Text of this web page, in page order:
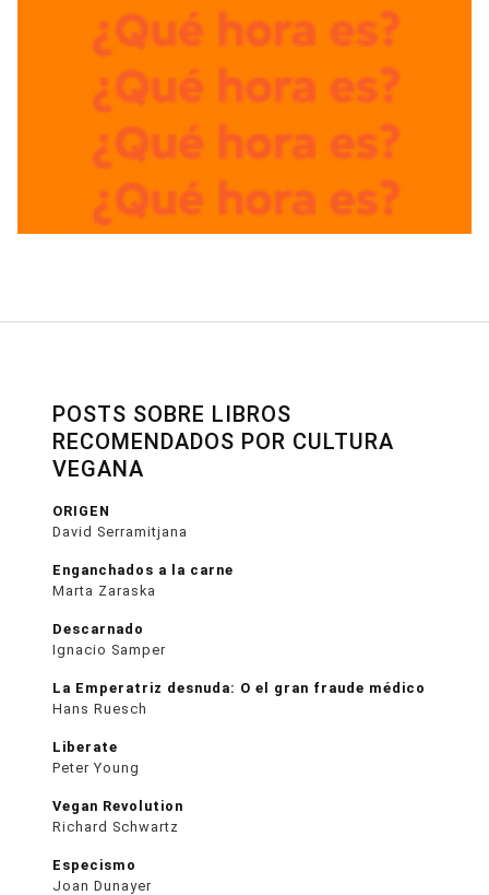
POSTS SOBRE LIBROS
RECOMENDADOS POR CULTURA
VEGANA
ORIGEN
David Serramitjana
Enganchados a la carne
Marta Zaraska
Descarnado
Ignacio Samper
La Emperatriz desnuda: O el gran fraude médico
Hans Ruesch
Liberate
Peter Young
Vegan Revolution
Richard Schwartz
Especismo
Joan Dunayer